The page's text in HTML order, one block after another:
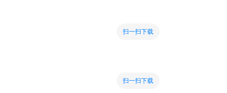
扫一扫下载
扫一扫下载